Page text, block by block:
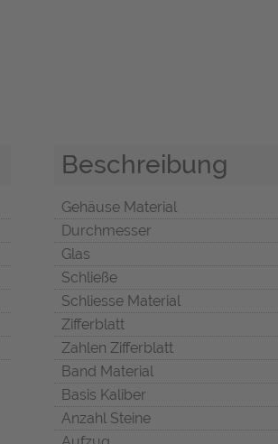
Beschreibung
Gehäuse Material
Durchmesser
Glas
Schließe
Schliesse Material
Zifferblatt
Zahlen Zifferblatt
Band Material
Basis Kaliber
Anzahl Steine